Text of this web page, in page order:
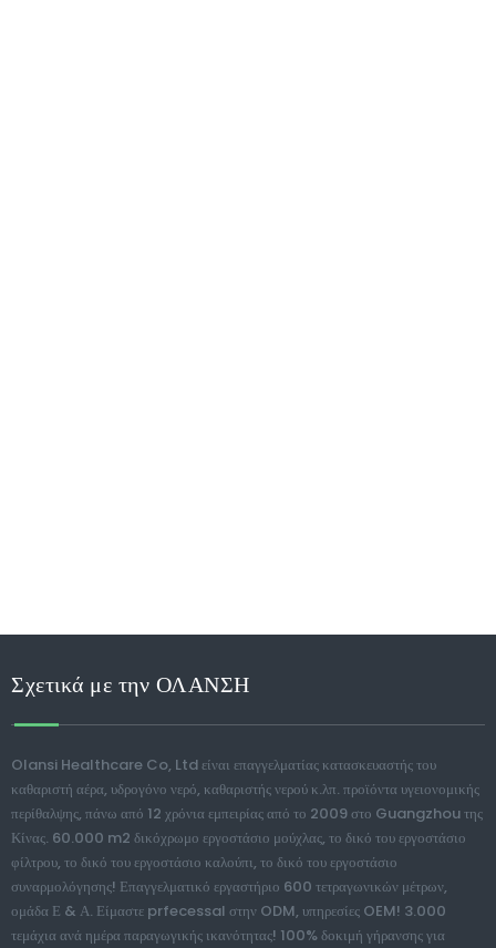
Σχετικά με την ΟΛΑΝΣΗ
Olansi Healthcare Co, Ltd είναι επαγγελματίας κατασκευαστής του
καθαριστή αέρα, υδρογόνο νερό, καθαριστής νερού κ.λπ. προϊόντα υγειονομικής
περίθαλψης, πάνω από 12 χρόνια εμπειρίας από το 2009 στο Guangzhou της
Κίνας. 60.000 m2 δικόχρωμο εργοστάσιο μούχλας, το δικό του εργοστάσιο
φίλτρου, το δικό του εργοστάσιο καλούπι, το δικό του εργοστάσιο
συναρμολόγησης! Επαγγελματικό εργαστήριο 600 τετραγωνικών μέτρων,
ομάδα Ε & Α. Είμαστε prfecessal στην ODM, υπηρεσίες OEM! 3.000
τεμάχια ανά ημέρα παραγωγικής ικανότητας! 100% δοκιμή γήρανσης για